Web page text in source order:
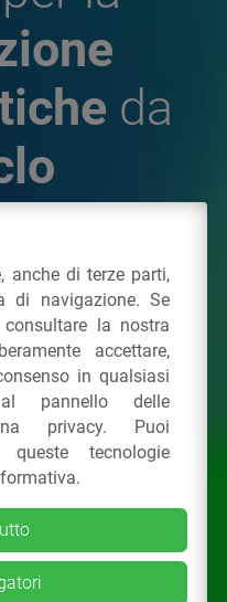
da
Milano (MI)
Policy &Cookie
anche di terze parti,
di navigazione. Se
la nostra
accettare,
in qualsiasi
al pannello delle
privacy. Puoi
tecnologie